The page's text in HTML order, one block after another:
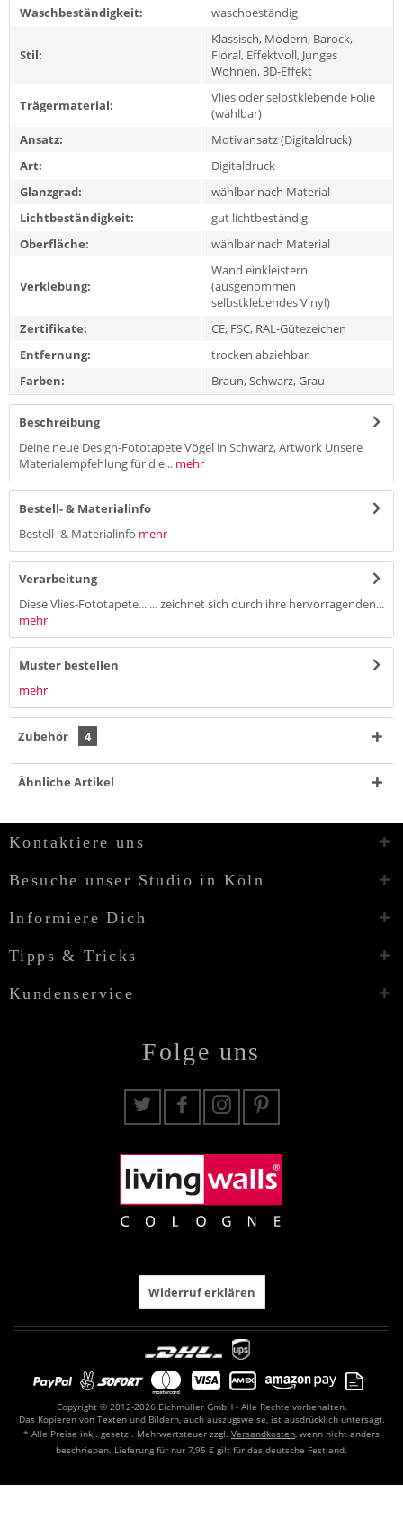
Waschbeständigkeit: waschbeständig
Stil:
Klassisch, Modern, Barock,
Floral, Effektvoll, Junges
Wohnen, 3D-Effekt
Trägermaterial:
Vlies oder selbstklebende Folie
(wählbar)
Ansatz:
Motivansatz (Digitaldruck)
Art:
Digitaldruck
Glanzgrad:
wählbar nach Material
Lichtbeständigkeit:
gut lichtbeständig
Oberfläche:
wählbar nach Material
Verklebung:
Wand einkleistern
(ausgenommen
selbstklebendes Vinyl)
Zertifikate:
CE, FSC, RAL-Gütezeichen
Entfernung:
trocken abziehbar
Farben:
Braun, Schwarz, Grau
Beschreibung
Deine neue Design-Fototapete Vögel in Schwarz, Artwork Unsere
Materialempfehlung für die... mehr
Bestell- & Materialinfo
Bestell- & Materialinfo mehr
Verarbeitung
Diese Vlies-Fototapete... ... zeichnet sich durch ihre hervorragenden...
mehr
Muster bestellen
mehr
Zubehör 4
Ähnliche Artikel
Kontaktiere uns
Besuche unser Studio in Köln
Informiere Dich
Tipps & Tricks
Kundenservice
Folge uns
Widerruf erklären
Copyright © 2012-2026 Eichmüller GmbH - Alle Rechte vorbehalten.
Das Kopieren von Texten und Bildern, auch auszugsweise, ist ausdrücklich untersagt.
* Alle Preise inkl. gesetzl. Mehrwertsteuer zzgl. Versandkosten, wenn nicht anders
beschrieben. Lieferung für nur 7,95 € gilt für das deutsche Festland.